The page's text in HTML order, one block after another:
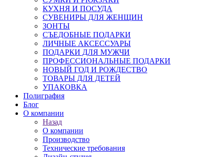
КУХНЯ И ПОСУДА
СУВЕНИРЫ ДЛЯ ЖЕНЩИН
ЗОНТЫ
СЪЕДОБНЫЕ ПОДАРКИ
ЛИЧНЫЕ АКСЕССУАРЫ
ПОДАРКИ ДЛЯ МУЖЧИ
ПРОФЕССИОНАЛЬНЫЕ ПОДАРКИ
НОВЫЙ ГОД И РОЖДЕСТВО
ТОВАРЫ ДЛЯ ДЕТЕЙ
УПАКОВКА
Полиграфия
Блог
О компании
Назад
О компании
Производство
Технические требования